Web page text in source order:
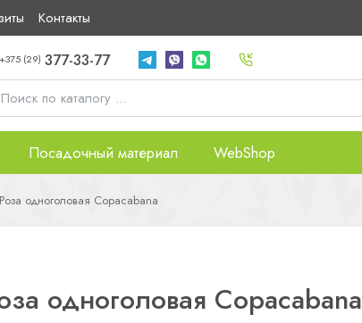
Контакты
+375 (29) 377-33-77
Посадочный материал WebShop
Роза одноголовая Copacabana
одноголовая Copacabana